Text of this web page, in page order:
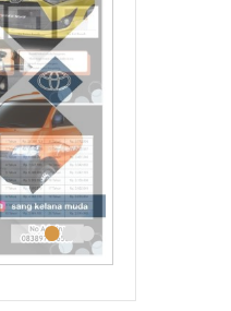
•••